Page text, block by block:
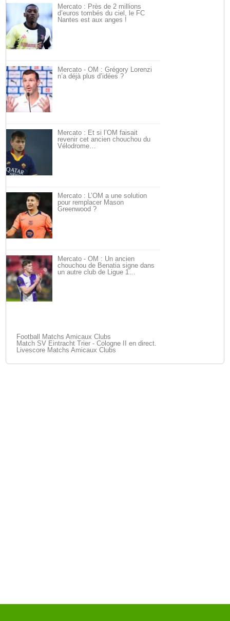
Mercato : Près de 2 millions
d’euros tombés du ciel, le FC
Nantes est aux anges !
Mercato - OM : Grégory Lorenzi
n’a déjà plus d’idées ?
Mercato : Et si l’OM faisait
revenir cet ancien chouchou du
Vélodrome…
Mercato : L’OM a une solution
pour remplacer Mason
Greenwood ?
Mercato - OM : Un ancien
chouchou de Benatia signe dans
un autre club de Ligue 1…
Football Matchs Amicaux Clubs
Match SV Eintracht Trier - Cologne II en direct.
Livescore Matchs Amicaux Clubs